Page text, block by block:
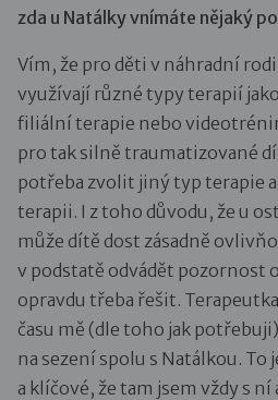
zda u Natálky vnímáte nějaký
Vím, že pro děti v náhradní
využívají různé typy terapií
filiální terapie nebo
pro tak silně traumatizované
potřeba zvolit jiný typ terapie
terapii. I z toho důvodu, že u
může dítě dost zásadně
v podstatě odvádět pozornost
opravdu třeba řešit.
času mě (dle toho jak
na sezení spolu s Natálkou. To
a klíčové, že tam jsem vždy s ní